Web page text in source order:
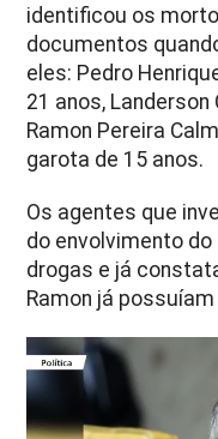
identificou os
documentos
eles: Pedro
21 anos,
Ramon Pereira
garota de 15 anos.
Os agentes que
do envolvimento
drogas e já
Ramon já